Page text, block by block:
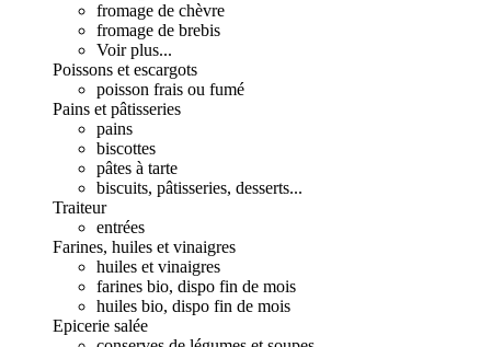
fromage de chèvre
fromage de brebis
Voir plus...
Poissons et escargots
poisson frais ou fumé
Pains et pâtisseries
pains
biscottes
pâtes à tarte
biscuits, pâtisseries, desserts...
Traiteur
entrées
Farines, huiles et vinaigres
huiles et vinaigres
farines bio, dispo fin de mois
huiles bio, dispo fin de mois
Epicerie salée